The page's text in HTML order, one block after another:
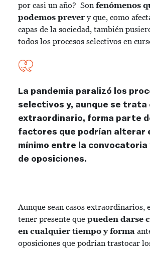
por casi un año? Son fenómenos
podemos prevery que, como
capas de la sociedad, también
todos los procesos selectivos en
La pandemia paralizó los
selectivos y, aunque se trata
extraordinario, forma parte
factores que podrían alterar
mínimo entre la convocatoria
de oposiciones.
Aunque sean casos extraordinarios,
tener presente que pueden darse
en cualquier tiempo y forma
oposiciones que podrían trastocar